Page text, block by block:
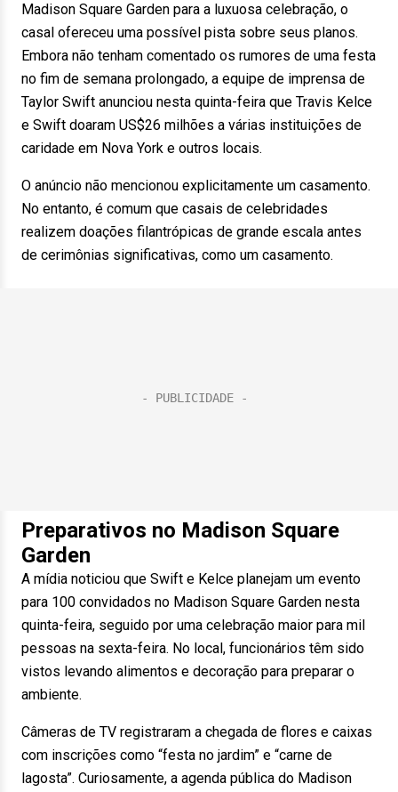
Madison Square Garden para a luxuosa celebração, o
casal ofereceu uma possível pista sobre seus planos.
Embora não tenham comentado os rumores de uma festa
no fim de semana prolongado, a equipe de imprensa de
Taylor Swift anunciou nesta quinta-feira que Travis Kelce
e Swift doaram US$26 milhões a várias instituições de
caridade em Nova York e outros locais.
O anúncio não mencionou explicitamente um casamento.
No entanto, é comum que casais de celebridades
realizem doações filantrópicas de grande escala antes
de cerimônias significativas, como um casamento.
Preparativos no Madison Square
Garden
A mídia noticiou que Swift e Kelce planejam um evento
para 100 convidados no Madison Square Garden nesta
quinta-feira, seguido por uma celebração maior para mil
pessoas na sexta-feira. No local, funcionários têm sido
vistos levando alimentos e decoração para preparar o
ambiente.
Câmeras de TV registraram a chegada de flores e caixas
com inscrições como “festa no jardim” e “carne de
lagosta”. Curiosamente, a agenda pública do Madison